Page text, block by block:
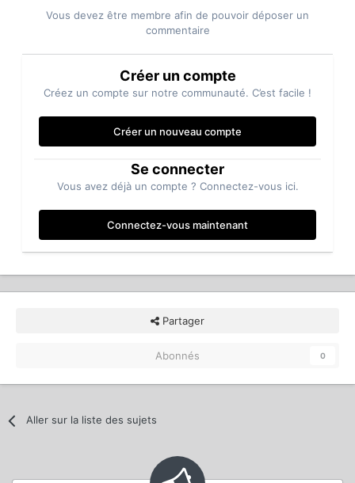
Vous devez être membre afin de pouvoir déposer un
commentaire
Créer un compte
Créez un compte sur notre communauté. C’est facile !
Créer un nouveau compte
Se connecter
Vous avez déjà un compte ? Connectez-vous ici.
Connectez-vous maintenant
Partager
Abonnés 0
Aller sur la liste des sujets